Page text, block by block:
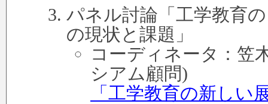
パネル討論「工学教育
の現状と課題」
コーディネータ：笠
シアム顧問)
「工学教育の新しい